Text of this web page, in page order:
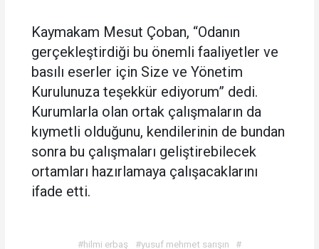
Kaymakam Mesut Çoban, “Odanın
gerçekleştirdiği bu önemli faaliyetler ve
basılı eserler için Size ve Yönetim
Kurulunuza teşekkür ediyorum” dedi.
Kurumlarla olan ortak çalışmaların da
kıymetli olduğunu, kendilerinin de bundan
sonra bu çalışmaları geliştirebilecek
ortamları hazırlamaya çalışacaklarını
ifade etti.
#hilmi erbaş #yusuf mehmet sarışın #